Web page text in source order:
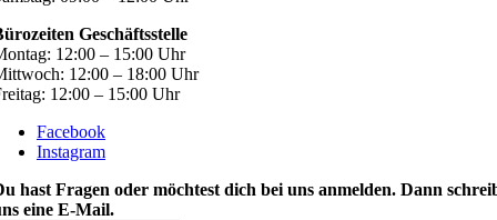
Geschäftsstelle
12:00 – 15:00 Uhr
12:00 – 18:00 Uhr
12:00 – 15:00 Uhr
Facebook
Instagram
hast Fragen oder möchtest dich bei uns anmelden. Dann
eine E-Mail.